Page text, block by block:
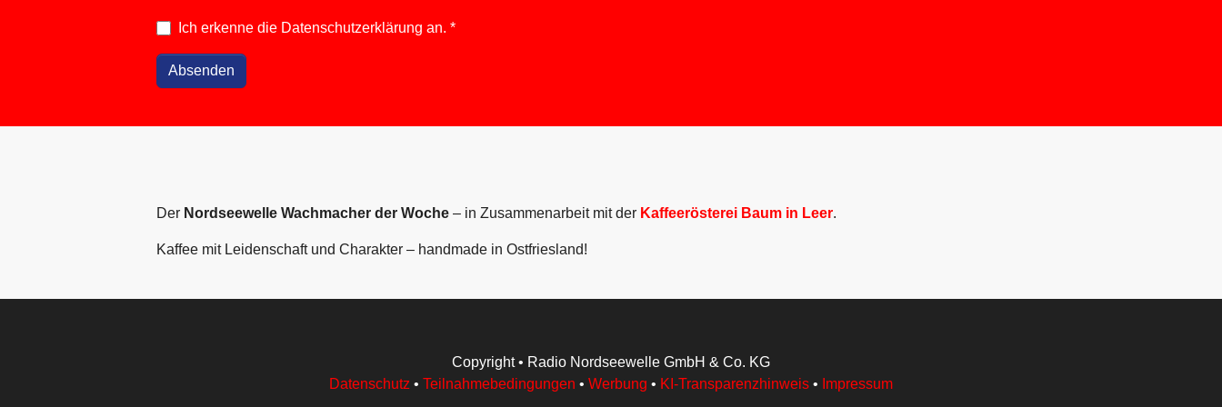
Ich erkenne die Datenschutzerklärung an. *
Absenden
Der Nordseewelle Wachmacher der Woche – in Zusammenarbeit mit der Kaffeerösterei Baum in Leer.
Kaffee mit Leidenschaft und Charakter – handmade in Ostfriesland!
Copyright• Radio Nordseewelle GmbH & Co. KG
Datenschutz • Teilnahmebedingungen • Werbung • KI-Transparenzhinweis • Impressum